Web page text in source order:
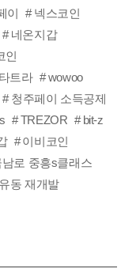
이
넥스코인
네온지갑
인
트라
wowoo
청주페이 소득공제
TREZOR
bit-z
이비코인
남로 중흥s클래스
동 재개발